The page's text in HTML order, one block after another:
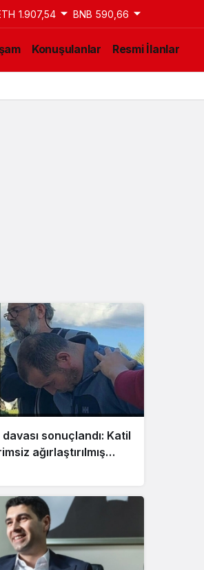
1.907,54 BNB 590,66
Konuşulanlar Resmi İlanlar
sonuçlandı: Katil
ağırlaştırılmış
cezası verildi